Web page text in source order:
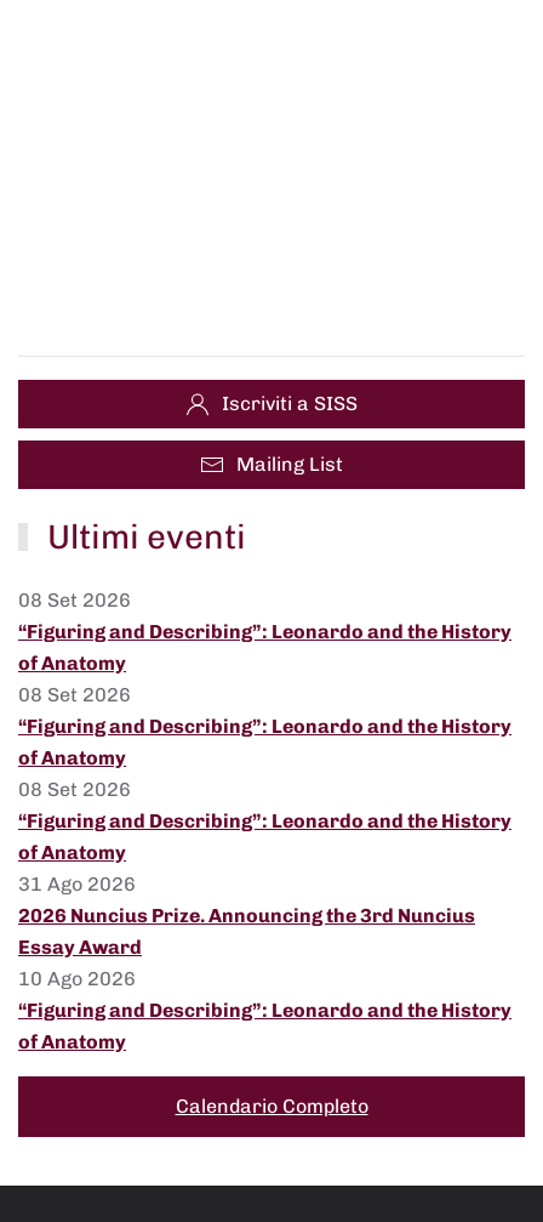
Iscriviti a SISS
Mailing List
Ultimi eventi
08 Set 2026
“Figuring and Describing”: Leonardo and the History
of Anatomy
08 Set 2026
“Figuring and Describing”: Leonardo and the History
of Anatomy
08 Set 2026
“Figuring and Describing”: Leonardo and the History
of Anatomy
31 Ago 2026
2026 Nuncius Prize. Announcing the 3rd Nuncius
Essay Award
10 Ago 2026
“Figuring and Describing”: Leonardo and the History
of Anatomy
Calendario Completo